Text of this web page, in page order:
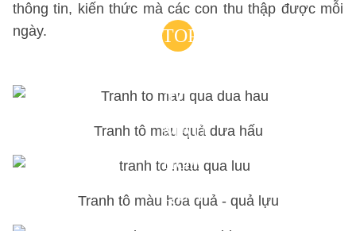
thông tin, kiến thức mà các con thu thập được mỗi
ngày.
TOP
TÔ
MÀU
HOA
QUẢ
Tranh tô màu quả dưa hấu
Tranh tô màu hoa quả - quả lựu